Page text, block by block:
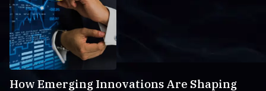
How Emerging Innovations Are Shaping